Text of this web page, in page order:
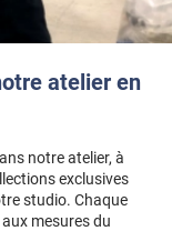
atelier en
notre atelier, à
exclusives
studio. Chaque
mesures du